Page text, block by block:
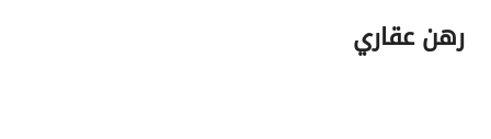
رهن عقاري